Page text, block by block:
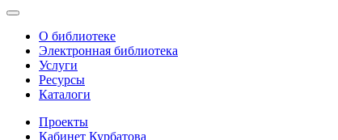
О библиотеке
Электронная библиотека
Услуги
Ресурсы
Каталоги
Проекты
Кабинет Курбатова